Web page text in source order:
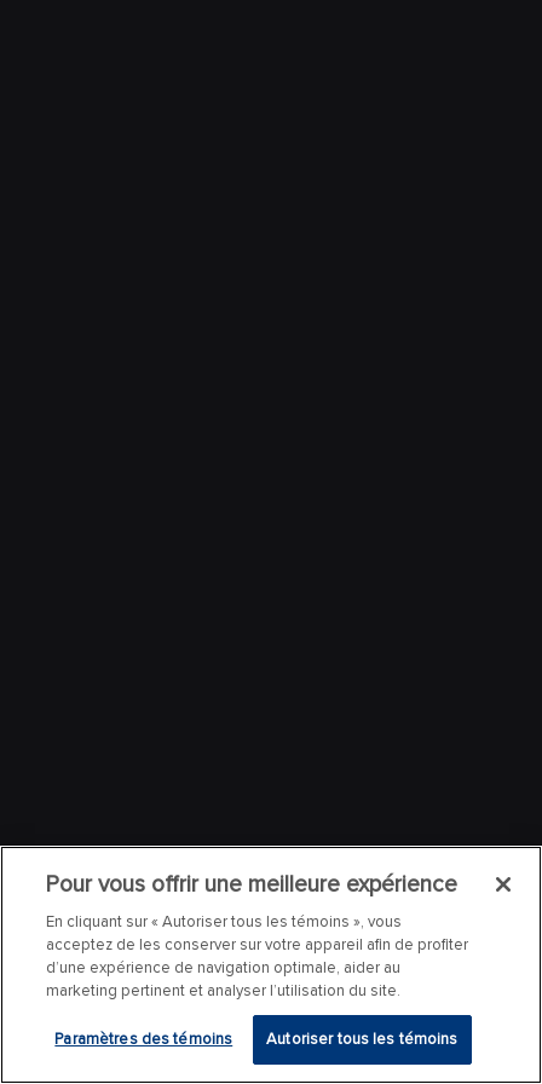
Pour vous offrir une meilleure expérience
En cliquant sur « Autoriser tous les témoins », vous
acceptez de les conserver sur votre appareil afin de profiter
d’une expérience de navigation optimale, aider au
marketing pertinent et analyser l’utilisation du site.
Paramètres des témoins Autoriser tous les témoins